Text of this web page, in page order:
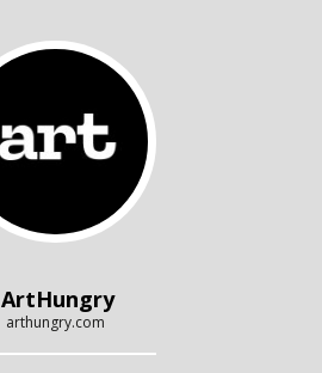
ArtHungry
arthungry.com